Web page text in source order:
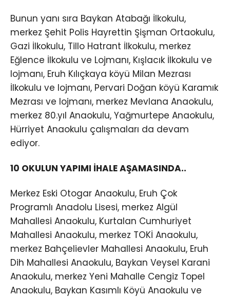
Bunun yanı sıra Baykan Atabağı İlkokulu,
merkez Şehit Polis Hayrettin Şişman Ortaokulu,
Gazi İlkokulu, Tillo Hatrant İlkokulu, merkez
Eğlence İlkokulu ve Lojmanı, Kışlacık İlkokulu ve
lojmanı, Eruh Kılıçkaya köyü Milan Mezrası
İlkokulu ve lojmanı, Pervari Doğan köyü Karamık
Mezrası ve lojmanı, merkez Mevlana Anaokulu,
merkez 80.yıl Anaokulu, Yağmurtepe Anaokulu,
Hürriyet Anaokulu çalışmaları da devam
ediyor.
10 OKULUN YAPIMI İHALE AŞAMASINDA..
Merkez Eski Otogar Anaokulu, Eruh Çok
Programlı Anadolu Lisesi, merkez Algül
Mahallesi Anaokulu, Kurtalan Cumhuriyet
Mahallesi Anaokulu, merkez TOKİ Anaokulu,
merkez Bahçelievler Mahallesi Anaokulu, Eruh
Dih Mahallesi Anaokulu, Baykan Veysel Karani
Anaokulu, merkez Yeni Mahalle Cengiz Topel
Anaokulu, Baykan Kasımlı Köyü Anaokulu ve